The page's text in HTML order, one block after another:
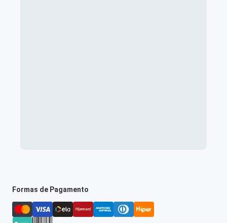
Formas de Pagamento